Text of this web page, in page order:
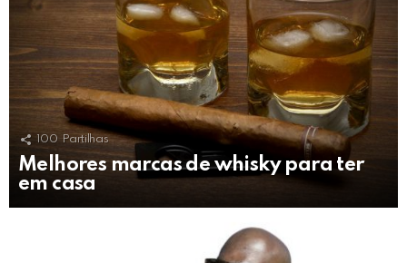
100 Partilhas
Melhores marcas de whisky para ter
em casa